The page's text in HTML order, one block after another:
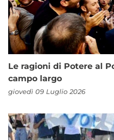
Le ragioni di Potere al
campo largo
giovedì 09 Luglio 2026